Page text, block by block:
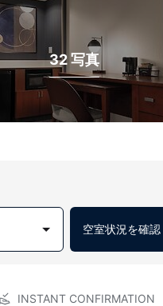
32 写真
空室状況を確認
INSTANT CONFIRMATION